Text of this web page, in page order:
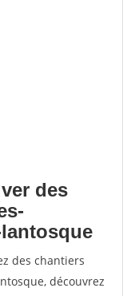
des
des chantiers
découvrez